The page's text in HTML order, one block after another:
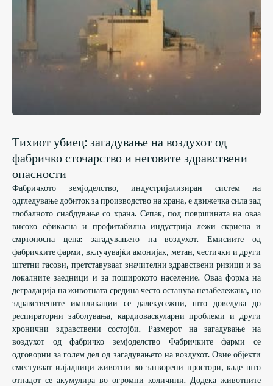
Тихиот убиец: загадување на воздухот од
фабричко сточарство и неговите здравствени
опасности
Фабричкото земјоделство, индустријализиран систем на
одгледување добиток за производство на храна, е движечка сила зад
глобалното снабдување со храна. Сепак, под површината на оваа
високо ефикасна и профитабилна индустрија лежи скриена и
смртоносна цена: загадувањето на воздухот. Емисиите од
фабричките фарми, вклучувајќи амонијак, метан, честички и други
штетни гасови, претставуваат значителни здравствени ризици и за
локалните заедници и за поширокото население. Оваа форма на
деградација на животната средина често останува незабележана, но
здравствените импликации се далекусежни, што доведува до
респираторни заболувања, кардиоваскуларни проблеми и други
хронични здравствени состојби. Размерот на загадување на
воздухот од фабричко земјоделство Фабричките фарми се
одговорни за голем дел од загадувањето на воздухот. Овие објекти
сместуваат илјадници животни во затворени простори, каде што
отпадот се акумулира во огромни количини. Додека животните